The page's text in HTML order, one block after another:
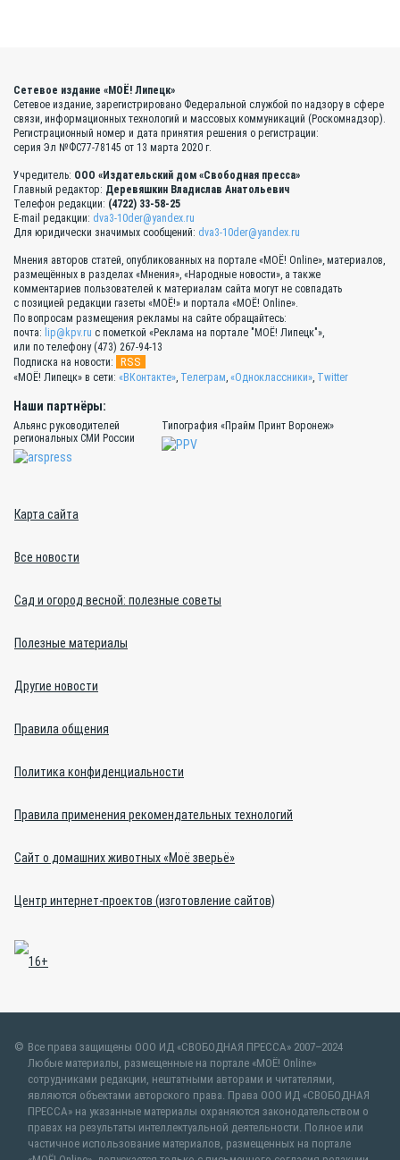
Сетевое издание «МОЁ! Липецк»
Сетевое издание, зарегистрировано Федеральной службой по надзору в сфере
связи, информационных технологий и массовых коммуникаций (Роскомнадзор).
Регистрационный номер и дата принятия решения о регистрации:
серия Эл №ФС77-78145 от 13 марта 2020 г.
Учредитель: ООО «Издательский дом «Свободная пресса»
Главный редактор: Деревяшкин Владислав Анатольевич
Телефон редакции: (4722) 33-58-25
E-mail редакции: dva3-10der@yandex.ru
Для юридически значимых сообщений: dva3-10der@yandex.ru
Мнения авторов статей, опубликованных на портале «МОЁ! Online», материалов,
размещённых в разделах «Мнения», «Народные новости», а также
комментариев пользователей к материалам сайта могут не совпадать
с позицией редакции газеты «МОЁ!» и портала «МОЁ! Online».
По вопросам размещения рекламы на сайте обращайтесь:
почта: lip@kpv.ru с пометкой «Реклама на портале "МОЁ! Липецк"»,
или по телефону (473) 267-94-13
Подписка на новости:
RSS
«МОЁ! Липецк» в сети: «ВКонтакте», Телеграм, «Одноклассники», Twitter
Наши партнёры:
Альянс руководителей
региональных СМИ России
Типография «Прайм Принт Воронеж»
Карта сайта
Все новости
Сад и огород весной: полезные советы
Полезные материалы
Другие новости
Правила общения
Политика конфиденциальности
Правила применения рекомендательных технологий
Сайт о домашних животных «Моё зверьё»
Центр интернет-проектов (изготовление сайтов)
Все права защищены ООО ИД «СВОБОДНАЯ ПРЕССА» 2007–2024
Любые материалы, размещенные на портале «МОЁ! Online»
сотрудниками редакции, нештатными авторами и читателями,
являются объектами авторского права. Права ООО ИД «СВОБОДНАЯ
ПРЕССА» на указанные материалы охраняются законодательством о
правах на результаты интеллектуальной деятельности. Полное или
частичное использование материалов, размещенных на портале